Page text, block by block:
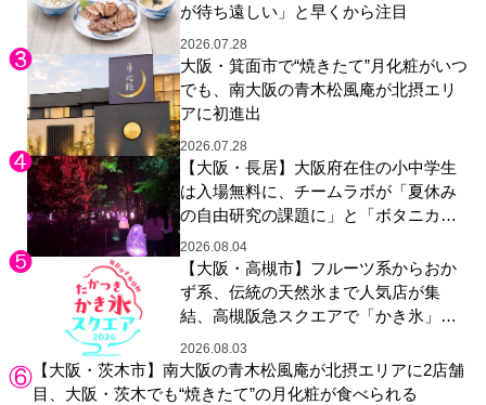
が待ち遠しい」と早くから注目
2026.07.28
大阪・箕面市で“焼きたて”月化粧がいつ
でも、南大阪の青木松風庵が北摂エリ
アに初進出
2026.07.28
【大阪・長居】大阪府在住の小中学生
は入場無料に、チームラボが「夏休み
の自由研究の課題に」と「ボタニカル
ガーデン 大阪」へ招待
2026.08.04
【大阪・高槻市】フルーツ系からおか
ず系、伝統の天然氷まで人気店が集
結、高槻阪急スクエアで「かき氷」祭
り
2026.08.03
【大阪・茨木市】南大阪の青木松風庵が北摂エリアに2店舗
目、大阪・茨木でも“焼きたて”の月化粧が食べられる